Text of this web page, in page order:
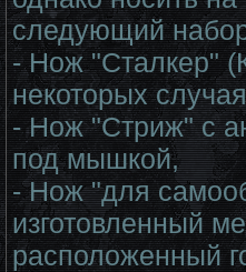
следующий
- Нож "Сталкер"
некоторых
- Нож "Стриж" с
под мышкой,
- Нож "для
изготовленный
расположенный